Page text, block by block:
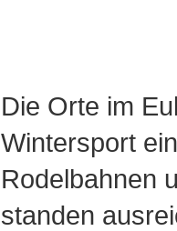
Die Orte im
Wintersport
Rodelbahnen
standen